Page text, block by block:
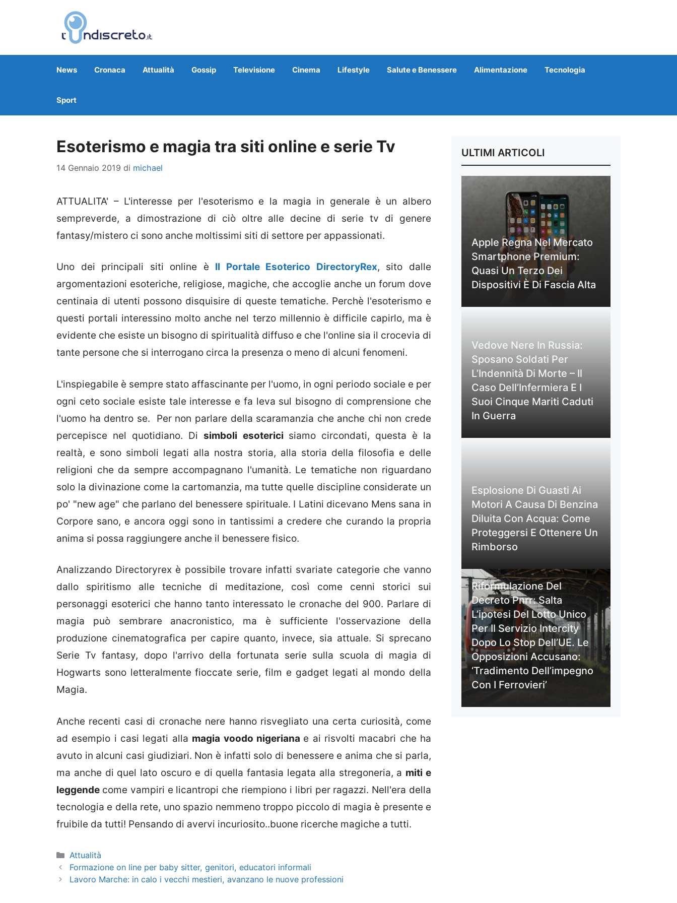
News Cronaca Attualità Gossip Televisione Cinema Lifestyle Salute e Benessere Alimentazione Tecnologia
Sport
Esoterismo e magia tra siti online e serie Tv
14 Gennaio 2019 di michael
ATTUALITA' – L'interesse per l'esoterismo e la magia in generale è un albero
sempreverde, a dimostrazione di ciò oltre alle decine di serie tv di genere
fantasy/mistero ci sono anche moltissimi siti di settore per appassionati.
Uno dei principali siti online è Il Portale Esoterico DirectoryRex, sito dalle
argomentazioni esoteriche, religiose, magiche, che accoglie anche un forum dove
centinaia di utenti possono disquisire di queste tematiche. Perchè l'esoterismo e
questi portali interessino molto anche nel terzo millennio è difficile capirlo, ma è
evidente che esiste un bisogno di spiritualità diffuso e che l'online sia il crocevia di
tante persone che si interrogano circa la presenza o meno di alcuni fenomeni.
L'inspiegabile è sempre stato affascinante per l'uomo, in ogni periodo sociale e per
ogni ceto sociale esiste tale interesse e fa leva sul bisogno di comprensione che
l'uomo ha dentro se. Per non parlare della scaramanzia che anche chi non crede
percepisce nel quotidiano. Disimboli esoterici siamo circondati, questa è la
realtà, e sono simboli legati alla nostra storia, alla storia della filosofia e delle
religioni che da sempre accompagnano l'umanità. Le tematiche non riguardano
solo la divinazione come la cartomanzia, ma tutte quelle discipline considerate un
po' "new age" che parlano del benessere spirituale. I Latini dicevano Mens sana in
Corpore sano, e ancora oggi sono in tantissimi a credere che curando la propria
anima si possa raggiungere anche il benessere fisico.
Analizzando Directoryrex è possibile trovare infatti svariate categorie che vanno
dallo spiritismo alle tecniche di meditazione, così come cenni storici sui
personaggi esoterici che hanno tanto interessato le cronache del 900. Parlare di
magia può sembrare anacronistico, ma è sufficiente l'osservazione della
produzione cinematografica per capire quanto, invece, sia attuale. Si sprecano
Serie Tv fantasy, dopo l'arrivo della fortunata serie sulla scuola di magia di
Hogwarts sono letteralmente fioccate serie, film e gadget legati al mondo della
Magia.
Anche recenti casi di cronache nere hanno risvegliato una certa curiosità, come
ad esempio i casi legati alla magia voodo nigeriana e ai risvolti macabri che ha
avuto in alcuni casi giudiziari. Non è infatti solo di benessere e anima che si parla,
ma anche di quel lato oscuro e di quella fantasia legata alla stregoneria, a miti e
leggende come vampiri e licantropi che riempiono i libri per ragazzi. Nell'era della
tecnologia e della rete, uno spazio nemmeno troppo piccolo di magia è presente e
fruibile da tutti! Pensando di avervi incuriosito..buone ricerche magiche a tutti.
Categorie
Attualità
Formazione on line per baby sitter, genitori, educatori informali
Lavoro Marche: in calo i vecchi mestieri, avanzano le nuove professioni
ULTIMI ARTICOLI
Apple Regna Nel Mercato
Smartphone Premium:
Quasi Un Terzo Dei
Dispositivi È Di Fascia Alta
Vedove Nere In Russia:
Sposano Soldati Per
L’Indennità Di Morte – Il
Caso Dell’Infermiera E I
Suoi Cinque Mariti Caduti
In Guerra
Esplosione Di Guasti Ai
Motori A Causa Di Benzina
Diluita Con Acqua: Come
Proteggersi E Ottenere Un
Rimborso
Riformulazione Del
Decreto Pnrr: Salta
L’ipotesi Del Lotto Unico
Per Il Servizio Intercity
Dopo Lo Stop Dell’UE. Le
Opposizioni Accusano:
‘Tradimento Dell’impegno
Con I Ferrovieri’